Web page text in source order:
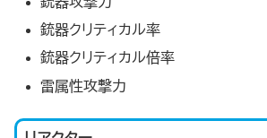
銃器クリティカル率
銃器クリティカル倍率
雷属性攻撃力